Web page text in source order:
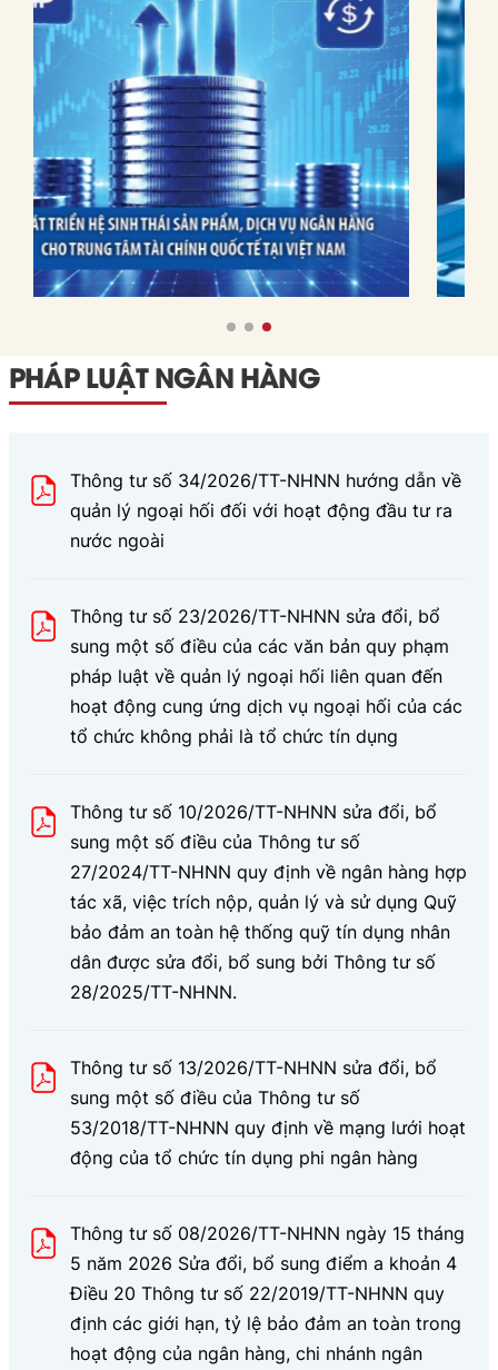
cho
Việt
Nam
kinh nghiệm của các IFC
trên, bài viết đưa ra các
bài học và hàm ý chính
sách cho Việt Nam.
PHÁP LUẬT NGÂN HÀNG
Thông tư số 34/2026/TT-NHNN hướng dẫn về
quản lý ngoại hối đối với hoạt động đầu tư ra
nước ngoài
Thông tư số 23/2026/TT-NHNN sửa đổi, bổ
sung một số điều của các văn bản quy phạm
pháp luật về quản lý ngoại hối liên quan đến
hoạt động cung ứng dịch vụ ngoại hối của các
tổ chức không phải là tổ chức tín dụng
Thông tư số 10/2026/TT-NHNN sửa đổi, bổ
sung một số điều của Thông tư số
27/2024/TT-NHNN quy định về ngân hàng hợp
tác xã, việc trích nộp, quản lý và sử dụng Quỹ
bảo đảm an toàn hệ thống quỹ tín dụng nhân
dân được sửa đổi, bổ sung bởi Thông tư số
28/2025/TT-NHNN.
Thông tư số 13/2026/TT-NHNN sửa đổi, bổ
sung một số điều của Thông tư số
53/2018/TT-NHNN quy định về mạng lưới hoạt
động của tổ chức tín dụng phi ngân hàng
Thông tư số 08/2026/TT-NHNN ngày 15 tháng
5 năm 2026 Sửa đổi, bổ sung điểm a khoản 4
Điều 20 Thông tư số 22/2019/TT-NHNN quy
định các giới hạn, tỷ lệ bảo đảm an toàn trong
hoạt động của ngân hàng, chi nhánh ngân